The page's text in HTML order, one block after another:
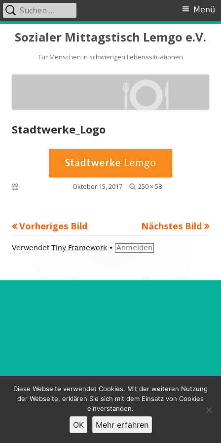
Sozialer Mittagstisch Lemgo e.V.
Für Menschen in schwierigen Lebenssituationen
Primäres
Menü
Menü
Suchen
nach:
Stadtwerke_Logo
Oktober 15, 2017
Volle
250 × 58
Vorheriges Bild Nächstes Bild
Footer
VerwendetTiny Framework • Anmelden
Diese Webseite verwendet Cookies. Mit der weiteren Nutzung
der Webseite, erklären Sie sich mit dem Einsatz von Cookies
einverstanden.
OK Mehr erfahren